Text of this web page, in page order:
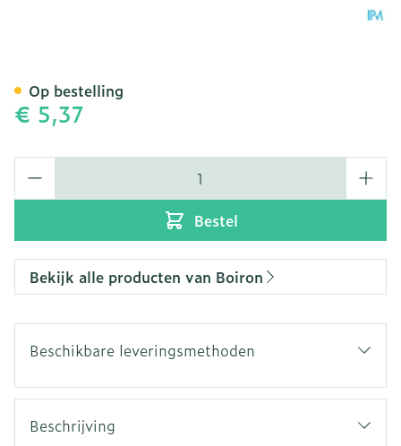
€ 5,37
Bestel
Op bestelling
Bekijk alle producten van Boiron
Beschikbare leveringsmethoden
Beschrijving